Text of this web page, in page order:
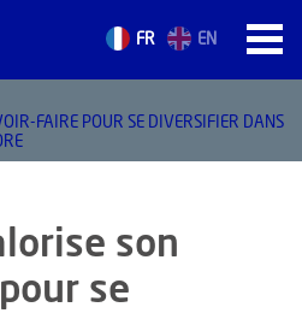
FR EN
FAIRE POUR SE DIVERSIFIER DANS
son
se